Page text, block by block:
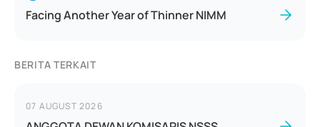
Facing Another Year of Thinner NIMM
BERITA TERKAIT
07 AUGUST 2026